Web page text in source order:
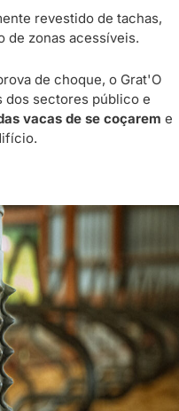
revestido de tachas,
de zonas acessíveis.
de choque, o Grat'O
dos sectores público e
vacas de se coçarem e